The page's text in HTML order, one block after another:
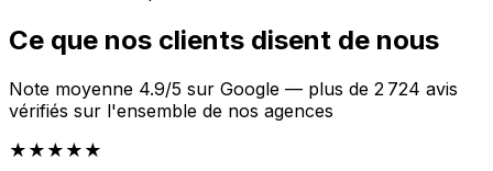
Ce que nos clients disent de nous
Note moyenne 4.9/5 sur Google — plus de 2 724 avis
vérifiés sur l'ensemble de nos agences
★★★★★